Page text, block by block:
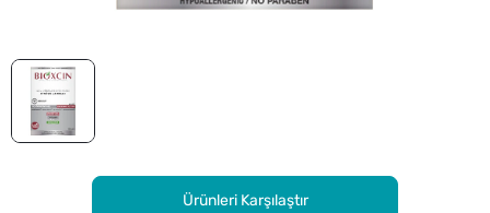
Ürünleri Karşılaştır